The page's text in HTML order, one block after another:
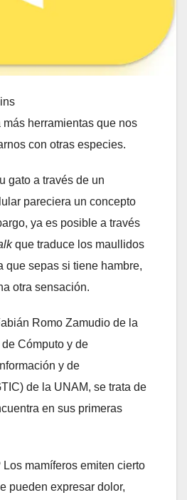
más herramientas que nos
con otras especies.
gato a través de un
pareciera un concepto
ya es posible a través
que traduce los maullidos
que sepas si tiene hambre,
otra sensación.
Romo Zamudio de la
Cómputo y de
y de
de la UNAM, se trata de
en sus primeras
mamíferos emiten cierto
pueden expresar dolor,